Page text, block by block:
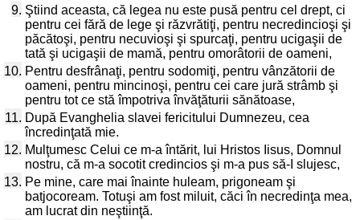
9. Ştiind aceasta, că legea nu este pusă pentru cel drept, ci
pentru cei fără de lege şi răzvrătiţi, pentru necredincioşi şi
păcătoşi, pentru necuvioşi şi spurcaţi, pentru ucigaşii de
tată şi ucigaşii de mamă, pentru omorâtorii de oameni,
10. Pentru desfrânaţi, pentru sodomiţi, pentru vânzătorii de
oameni, pentru mincinoşi, pentru cei care jură strâmb şi
pentru tot ce stă împotriva învăţăturii sănătoase,
11. După Evanghelia slavei fericitului Dumnezeu, cea
încredinţată mie.
12. Mulţumesc Celui ce m-a întărit, lui Hristos Iisus, Domnul
nostru, că m-a socotit credincios şi m-a pus să-I slujesc,
13. Pe mine, care mai înainte huleam, prigoneam şi
batjocoream. Totuşi am fost miluit, căci în necredinţa mea,
am lucrat din neştiinţă.